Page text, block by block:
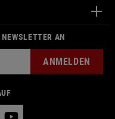
AN
ANMELDEN